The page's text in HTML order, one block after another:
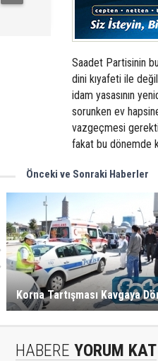
Saadet Partisinin
dini kıyafeti ile değil
idam yasasının
sorunken ev
vazgeçmesi
fakat bu dönemde
Önceki ve Sonraki Haberler
Korna Tartışması Kavgaya
HABERE YORUM KAT